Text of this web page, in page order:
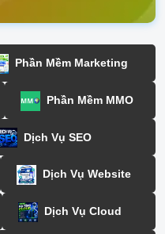
Phần Mềm Marketing
Phần Mềm MMO
Dịch Vụ SEO
Dịch Vụ Website
Dịch Vụ Cloud